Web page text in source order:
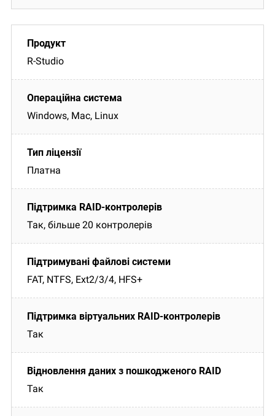
R-Studio
Windows, Mac, Linux
Платна
Так, більше 20 контролерів
FAT, NTFS, Ext2/3/4, HFS+
Так
Так